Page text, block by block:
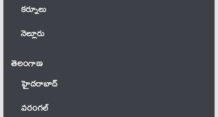
కర్నూలు
నెల్లూరు
తెలంగాణ‌
హైదరాబాద్
వ‌రంగ‌ల్